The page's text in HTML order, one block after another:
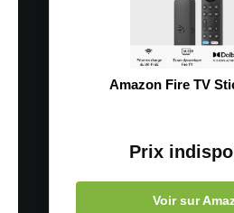
Amazon Fire TV
Prix
Voir sur